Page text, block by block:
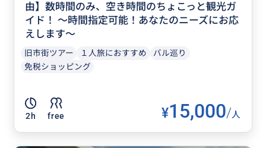
由】数時間のみ、空き時間のちょこっと観光ガ
イド！ 〜時間指定可能！あなたのニーズにお応
えします〜
旧市街ツアー １人旅におすすめ
バル巡り
免税ショッピング
2h free ¥15,000/人